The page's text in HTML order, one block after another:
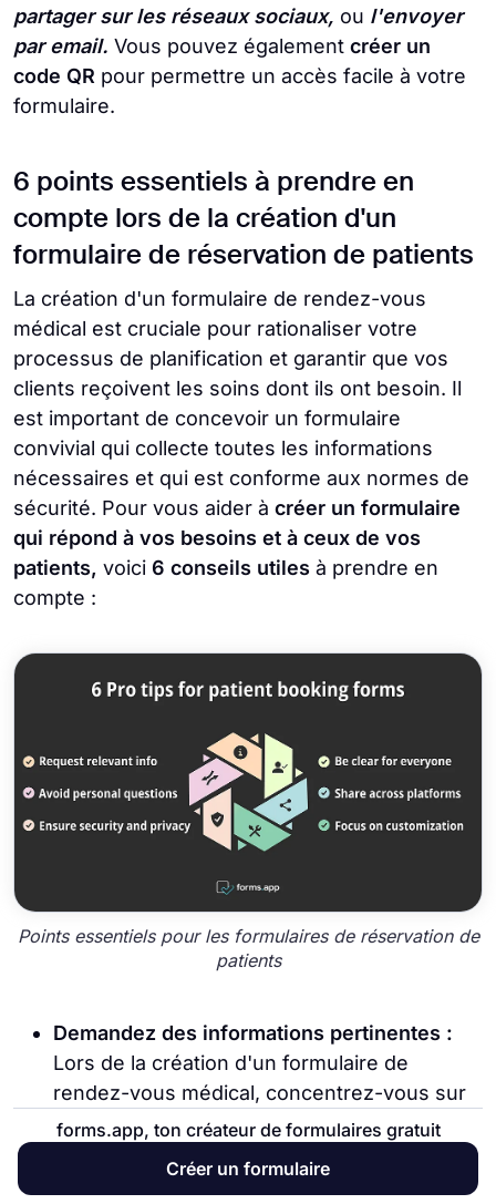
partager sur les réseaux sociaux, ou l'envoyer
par email. Vous pouvez également créer un
code QR pour permettre un accès facile à votre
formulaire.
6 points essentiels à prendre en
compte lors de la création d'un
formulaire de réservation de patients
La création d'un formulaire de rendez-vous
médical est cruciale pour rationaliser votre
processus de planification et garantir que vos
clients reçoivent les soins dont ils ont besoin. Il
est important de concevoir un formulaire
convivial qui collecte toutes les informations
nécessaires et qui est conforme aux normes de
sécurité. Pour vous aider à créer un formulaire
qui répond à vos besoins et à ceux de vos
patients, voici 6 conseils utiles à prendre en
compte :
Points essentiels pour les formulaires de réservation de
patients
Demandez des informations pertinentes :
Lors de la création d'un formulaire de
rendez-vous médical, concentrez-vous sur
la collecte des informations clés pour la
d'admission des patients. Incluez
forms.app, ton créateur de formulaires gratuit
Créer un formulaire